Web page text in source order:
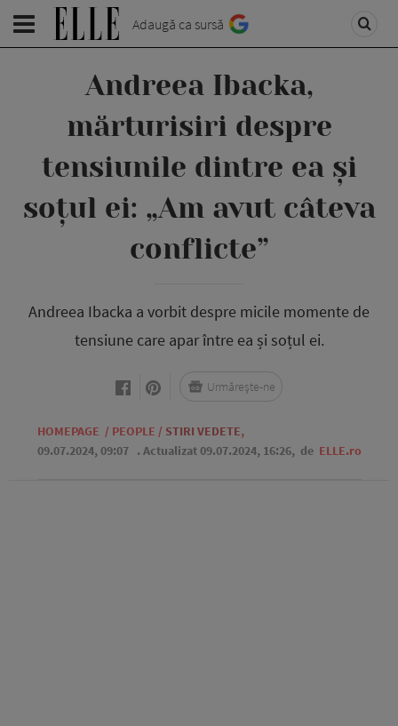
Adaugă ca sursă
Andreea Ibacka,
mărturisiri despre
tensiunile dintre ea și
soțul ei: „Am avut câteva
conflicte”
Andreea Ibacka a vorbit despre micile momente de
tensiune care apar între ea și soțul ei.
HOMEPAGE / PEOPLE / STIRI VEDETE,
09.07.2024, 09:07 . Actualizat 09.07.2024, 16:26, de ELLE.ro
Urmărește-ne